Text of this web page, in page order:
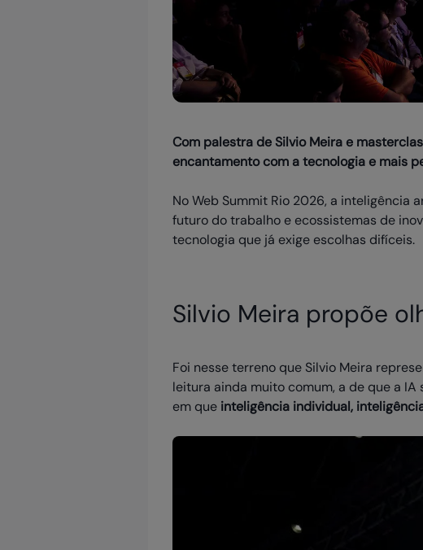
Com palestra de Silvio Meira e
encantamento com a tecnologia e mais
No Web Summit Rio 2026, a inteligência
futuro do trabalho e ecossistemas de
tecnologia que já exige escolhas difíceis.
Silvio Meira propõe
Foi nesse terreno que Silvio Meira
leitura ainda muito comum, a de que a
em que inteligência individual,